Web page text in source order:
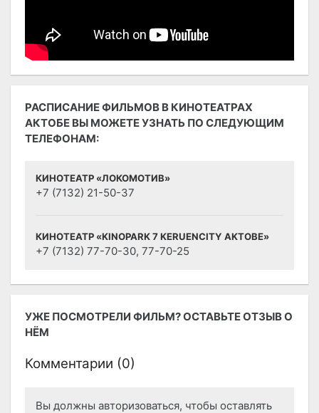
РАСПИСАНИЕ ФИЛЬМОВ В КИНОТЕАТРАХ
АКТОБЕ ВЫ МОЖЕТЕ УЗНАТЬ ПО СЛЕДУЮЩИМ
ТЕЛЕФОНАМ:
КИНОТЕАТР «ЛОКОМОТИВ»
+7 (7132) 21-50-37
КИНОТЕАТР «KINOPARK 7 KERUENCITY AKTOBE»
+7 (7132) 77-70-30, 77-70-25
УЖЕ ПОСМОТРЕЛИ ФИЛЬМ? ОСТАВЬТЕ ОТЗЫВ О
НЁМ
Комментарии (0)
Вы должны авторизоваться, чтобы оставлять